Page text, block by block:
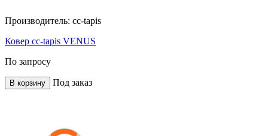
Производитель: cc-tapis
Ковер cc-tapis VENUS
По запросу
В корзину Под заказ